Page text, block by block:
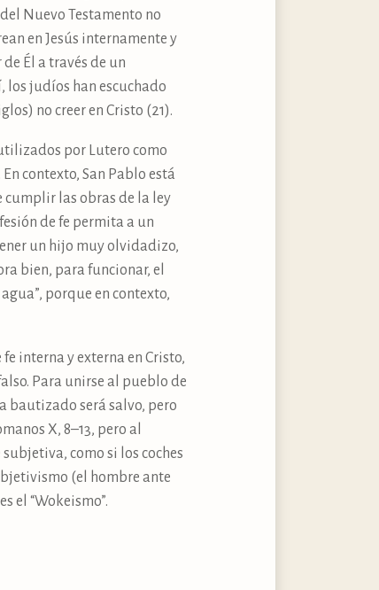
Nuevo Testamento no
en Jesús internamente y
Él a través de un
los judíos han escuchado
no creer en Cristo (21).
por Lutero como
contexto, San Pablo está
las obras de la ley
de fe permita a un
un hijo muy olvidadizo,
bien, para funcionar, el
porque en contexto,
interna y externa en Cristo,
Para unirse al pueblo de
bautizado será salvo, pero
X, 8–13, pero al
como si los coches
(el hombre ante
el “Wokeismo”.